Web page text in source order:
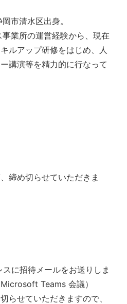
市清水区出身。
業所の運営経験から、現在
ルアップ研修をはじめ、人
講演等を精力的に行なって
締め切らせていただきま
スに招待メールをお送りしま
Teams 会議）
らせていただきますので、